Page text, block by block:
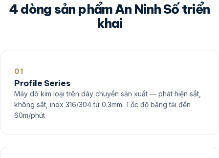
4 dòng sản phẩm An Ninh Số triển
khai
01
Profile Series
Máy dò kim loại trên dây chuyền sản xuất — phát hiện sắt,
không sắt, inox 316/304 từ 0.3mm. Tốc độ băng tải đến
60m/phút